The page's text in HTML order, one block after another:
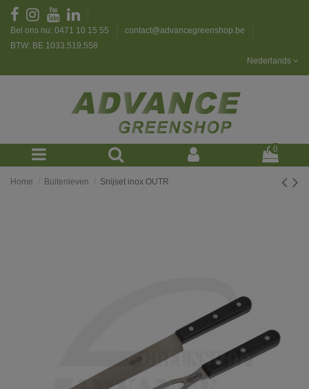
Bel ons nu: 0471 10 15 55
contact@advancegreenshop.be
BTW: BE 1033.519.558
Nederlands
0
Home Buitenleven Snijset inox OUTR